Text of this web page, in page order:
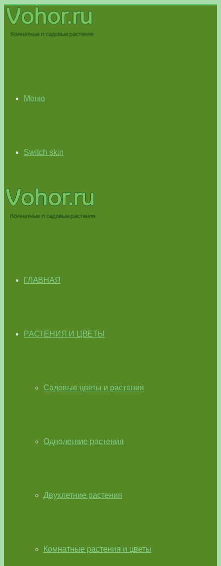
Меню
Switch skin
ГЛАВНАЯ
РАСТЕНИЯ И ЦВЕТЫ
Садовые цветы и растения
Однолетние растения
Двухлетние растения
Комнатные растения и цветы